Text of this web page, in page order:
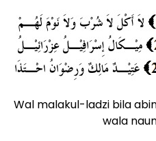
Wal malakul-ladzi bila
wala